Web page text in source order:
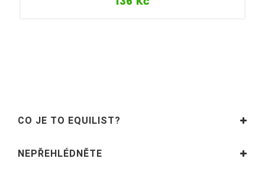
CO JE TO EQUILIST?
NEPŘEHLÉDNĚTE